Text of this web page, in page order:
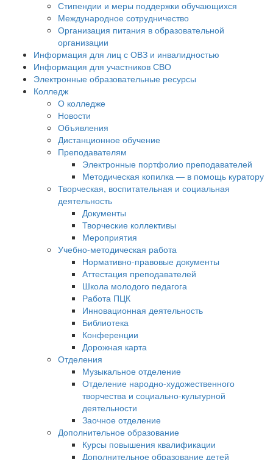
Стипендии и меры поддержки обучающихся
Международное сотрудничество
Организация питания в образовательной
организации
Информация для лиц с ОВЗ и инвалидностью
Информация для участников СВО
Электронные образовательные ресурсы
Колледж
О колледже
Новости
Объявления
Дистанционное обучение
Преподавателям
Электронные портфолио преподавателей
Методическая копилка — в помощь куратору
Творческая, воспитательная и социальная
деятельность
Документы
Творческие коллективы
Мероприятия
Учебно-методическая работа
Нормативно-правовые документы
Аттестация преподавателей
Школа молодого педагога
Работа ПЦК
Инновационная деятельность
Библиотека
Конференции
Дорожная карта
Отделения
Музыкальное отделение
Отделение народно-художественного
творчества и социально-культурной
деятельности
Заочное отделение
Дополнительное образование
Курсы повышения квалификации
Дополнительное образование детей